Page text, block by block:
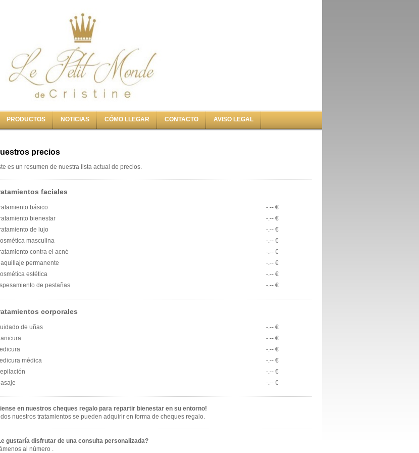
PRODUCTOS NOTICIAS CÓMO LLEGAR CONTACTO AVISO LEGAL
precios
es un resumen de nuestra lista actual de precios.
faciales
básico
-.-- €
bienestar
-.-- €
de lujo
-.-- €
masculina
-.-- €
contra el acné
-.-- €
permanente
-.-- €
estética
-.-- €
de pestañas
-.-- €
corporales
de uñas
-.-- €
-.-- €
-.-- €
médica
-.-- €
-.-- €
-.-- €
en nuestros cheques regalo para repartir bienestar en su entorno!
nuestros tratamientos se pueden adquirir en forma de cheques regalo.
gustaría disfrutar de una consulta personalizada?
al número .